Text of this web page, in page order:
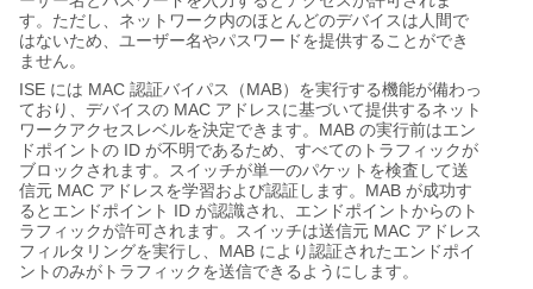
す。ただし、ネットワーク内のほとんどのデバイスは人間で
はないため、ユーザー名やパスワードを提供することができ
ません。
ISE には MAC 認証バイパス（ MAB）を実行する機能が備わっ
ており、デバイスの MAC アドレスに基づいて提供するネット
ワークアクセスレベルを決定できます。 MAB の実行前はエン
ドポイントの ID が不明であるため、すべてのトラフィックが
ブロックされます。スイッチが単一のパケットを検査して送
信元 MAC アドレスを学習および認証します。 MAB が成功す
るとエンドポイント ID が認識され、エンドポイントからのト
ラフィックが許可されます。スイッチは送信元 MAC アドレス
フィルタリングを実行し、 MAB により認証されたエンドポイ
ントのみがトラフィックを送信できるようにします。